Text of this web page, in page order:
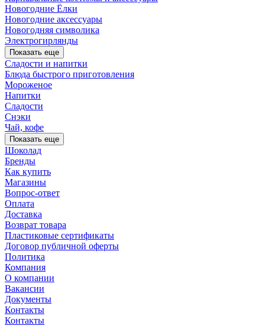
Новогодние Ёлки
Новогодние аксессуары
Новогодняя символика
Электрогирлянды
Показать еще
Сладости и напитки
Блюда быстрого приготовления
Мороженое
Напитки
Сладости
Снэки
Чай, кофе
Показать еще
Шоколад
Бренды
Как купить
Магазины
Вопрос-ответ
Оплата
Доставка
Возврат товара
Пластиковые сертификаты
Договор публичной оферты
Политика
Компания
О компании
Вакансии
Документы
Контакты
Контакты